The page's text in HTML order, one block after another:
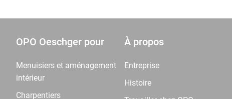
OPO Oeschger pour
Menuisiers et aménagement
intérieur
Charpentiers
À propos
Entreprise
Histoire